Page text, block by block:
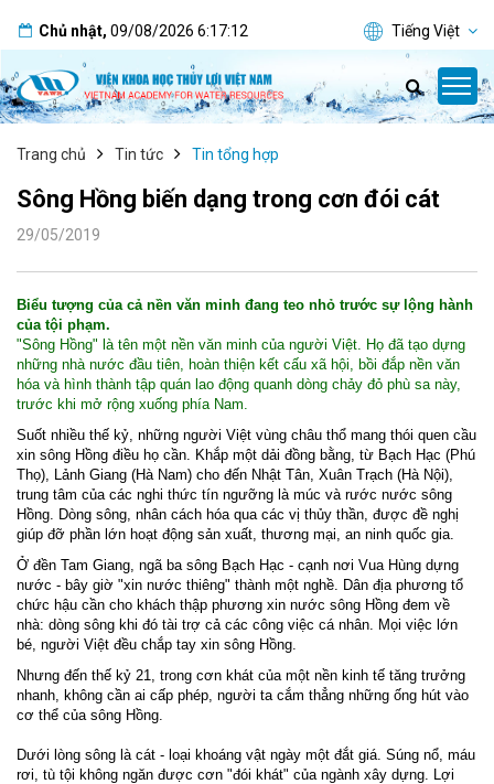
Chủ nhật, 09/08/2026 6:17:12 Tiếng Việt
Trang chủ Tin tức Tin tổng hợp
Sông Hồng biến dạng trong cơn đói cát
29/05/2019
Biểu tượng của cả nền văn minh đang teo nhỏ trước sự lộng hành
của tội phạm.
"Sông Hồng" là tên một nền văn minh của người Việt. Họ đã tạo dựng
những nhà nước đầu tiên, hoàn thiện kết cấu xã hội, bồi đắp nền văn
hóa và hình thành tập quán lao động quanh dòng chảy đỏ phù sa này,
trước khi mở rộng xuống phía Nam.
Suốt nhiều thế kỷ, những người Việt vùng châu thổ mang thói quen cầu
xin sông Hồng điều họ cần. Khắp một dải đồng bằng, từ Bạch Hạc (Phú
Thọ), Lảnh Giang (Hà Nam) cho đến Nhật Tân, Xuân Trạch (Hà Nội),
trung tâm của các nghi thức tín ngưỡng là múc và rước nước sông
Hồng. Dòng sông, nhân cách hóa qua các vị thủy thần, được đề nghị
giúp đỡ phần lớn hoạt động sản xuất, thương mại, an ninh quốc gia.
Ở đền Tam Giang, ngã ba sông Bạch Hạc - cạnh nơi Vua Hùng dựng
nước - bây giờ "xin nước thiêng" thành một nghề. Dân địa phương tổ
chức hậu cần cho khách thập phương xin nước sông Hồng đem về
nhà: dòng sông khi đó tài trợ cả các công việc cá nhân. Mọi việc lớn
bé, người Việt đều chắp tay xin sông Hồng.
Nhưng đến thế kỷ 21, trong cơn khát của một nền kinh tế tăng trưởng
nhanh, không cần ai cấp phép, người ta cắm thẳng những ống hút vào
cơ thể của sông Hồng.
Dưới lòng sông là cát - loại khoáng vật ngày một đắt giá. Súng nổ, máu
rơi, tù tội không ngăn được cơn "đói khát" của ngành xây dựng. Lợi